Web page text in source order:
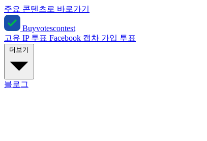
주요 콘텐츠로 바로가기
Buyvotescontest
고유 IP 투표 Facebook 캡차 가입 투표
블로그